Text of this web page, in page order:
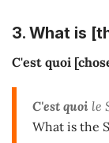
3. What is
C'est quoi
C'est quoi le
What is the